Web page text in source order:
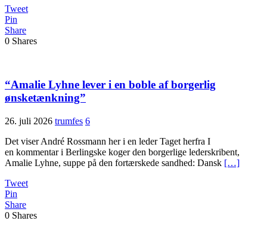
Tweet
Pin
Share
0 Shares
“Amalie Lyhne lever i en boble af borgerlig
ønsketænkning”
26. juli 2026 trumfes 6
Det viser André Rossmann her i en leder Taget herfra I
en kommentar i Berlingske koger den borgerlige lederskribent,
Amalie Lyhne, suppe på den fortærskede sandhed: Dansk […]
Tweet
Pin
Share
0 Shares